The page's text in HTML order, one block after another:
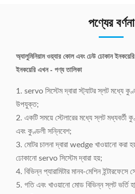
পণ্যের বর্ণনা
অ্যালুমিনিয়াম ওয়্যার কোল এবং ঢেউ ঢোকান
ইনকয়েরি এখন - পণ্য তালিকা
1. servo সিস্টেম দ্বারা স্ট্যাটর স্লট মধ্যে
উপযুক্ত;
2. একটি সময়ে স্টেলারের মধ্যে স্লট মধ্যবর্তী
এবং কুণ্ডলী সন্নিবেশ;
3. মোটর চালনা দ্বারা wedge খাওয়ানো করা
ঢোকানো servo সিস্টেম দ্বারা হয়;
4. বিভিন্ন প্যারামিটার মানব-মেশিন ইন্টারফেসে
5. গতি এবং খাওয়ানো মোড বিভিন্ন স্লট ভর্তি